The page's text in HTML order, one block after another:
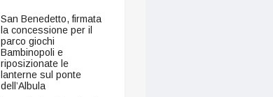
San Benedetto, firmata
la concessione per il
parco giochi
Bambinopoli e
riposizionate le
lanterne sul ponte
dell’Albula